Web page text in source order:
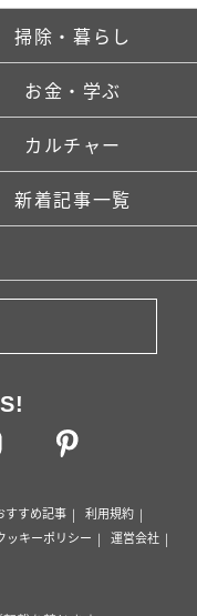
掃除・暮らし
お金・学ぶ
カルチャー
新着記事一覧
すすめ記事
利用規約
ッキーポリシー
運営会社